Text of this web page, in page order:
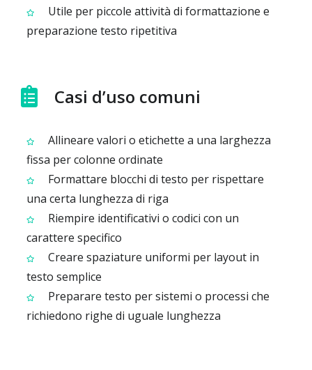
Utile per piccole attività di formattazione e
preparazione testo ripetitiva
Casi d’uso comuni
Allineare valori o etichette a una larghezza
fissa per colonne ordinate
Formattare blocchi di testo per rispettare
una certa lunghezza di riga
Riempire identificativi o codici con un
carattere specifico
Creare spaziature uniformi per layout in
testo semplice
Preparare testo per sistemi o processi che
richiedono righe di uguale lunghezza